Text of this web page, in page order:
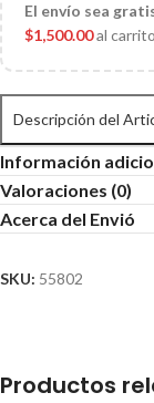
El envío sea
$1,500.00al
Descripción del
Información
Valoraciones (0)
Acerca del Envió
SKU: 55802
Productos